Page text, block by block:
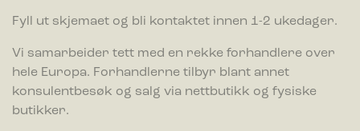
Fyll ut skjemaet og bli kontaktet innen 1-2 ukedager.
Vi samarbeider tett med en rekke forhandlere over
hele Europa. Forhandlerne tilbyr blant annet
konsulentbesøk og salg via nettbutikk og fysiske
butikker.